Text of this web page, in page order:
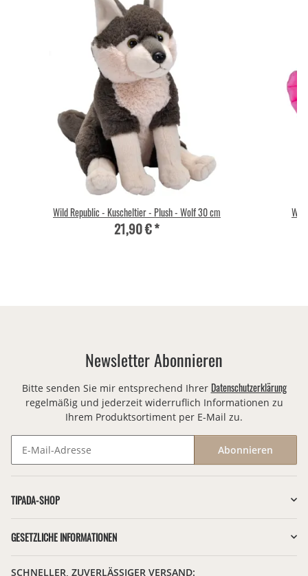
Wild Republic - Kuscheltier - Plush - Wolf 30 cm
21,90 €*
Newsletter Abonnieren
Bitte senden Sie mir entsprechend Ihrer Datenschutzerklärung
regelmäßig und jederzeit widerruflich Informationen zu
Ihrem Produktsortiment per E-Mail zu.
Abonnieren
TIPADA-SHOP
GESETZLICHE INFORMATIONEN
SCHNELLER, ZUVERLÄSSIGER VERSAND: